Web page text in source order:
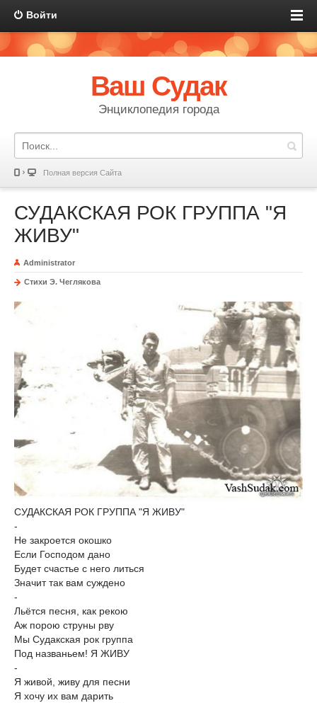
Войти
Ваш Судак
Энциклопедия города
Полная версия Сайта
СУДАКСКАЯ РОК ГРУППА "Я
ЖИВУ"
Administrator
Стихи Э. Чеглякова
СУДАКСКАЯ РОК ГРУППА "Я ЖИВУ"
-
Не закроется окошко
Если Господом дано
Будет счастье с него литься
Значит так вам суждено
-
Льётся песня, как рекою
Аж порою струны рву
Мы Судакская рок группа
Под названьем! Я ЖИВУ
-
Я живой, живу для песни
Я хочу их вам дарить